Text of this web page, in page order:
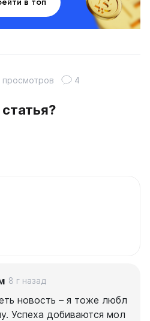
в топ
просмотров 4
8 г назад
новость – я тоже любл
Успеха добиваются мол